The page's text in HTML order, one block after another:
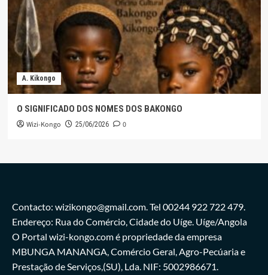
A. Kikongo
O SIGNIFICADO DOS NOMES DOS BAKONGO
Wizi-Kongo 25/06/2026 0
Contacto: wizikongo@gmail.com. Tel 00244 922 722 479.
Endereço: Rua do Comércio, Cidade do Uíge. Uíge/Angola
O Portal wizi-kongo.com é propriedade da empresa
MBUNGA MANANGA, Comércio Geral, Agro-Pecúaria e
Prestação de Serviços,(SU), Lda. NIF: 5002986671.